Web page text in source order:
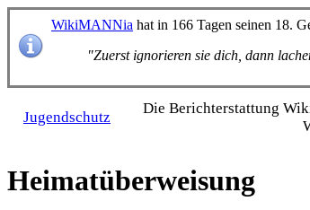
WikiMANNia hat in 166 Tagen seinen 18.
"Zuerst ignorieren sie dich, dann
Jugendschutz
Die Bericht­erstattung
Heimatüberweisung